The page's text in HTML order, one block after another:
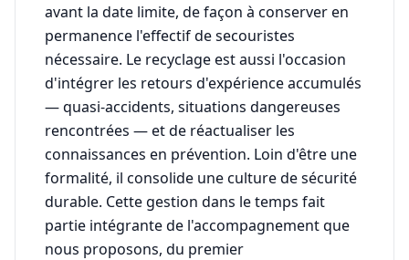
avant la date limite, de façon à conserver en
permanence l'effectif de secouristes
nécessaire. Le recyclage est aussi l'occasion
d'intégrer les retours d'expérience accumulés
— quasi-accidents, situations dangereuses
rencontrées — et de réactualiser les
connaissances en prévention. Loin d'être une
formalité, il consolide une culture de sécurité
durable. Cette gestion dans le temps fait
partie intégrante de l'accompagnement que
nous proposons, du premier